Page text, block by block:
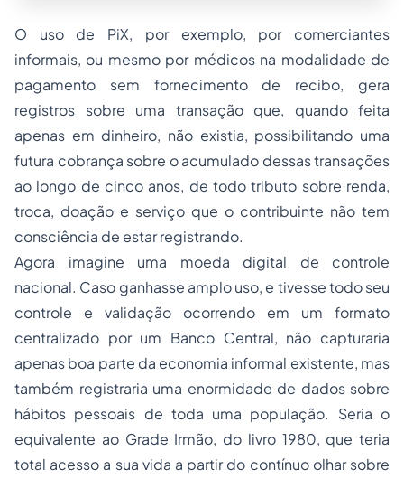
O uso de PiX, por exemplo, por comerciantes
informais, ou mesmo por médicos na modalidade de
pagamento sem fornecimento de recibo, gera
registros sobre uma transação que, quando feita
apenas em dinheiro, não existia, possibilitando uma
futura cobrança sobre o acumulado dessas transações
ao longo de cinco anos, de todo tributo sobre renda,
troca, doação e serviço que o contribuinte não tem
consciência de estar registrando.
Agora imagine uma moeda digital de controle
nacional. Caso ganhasse amplo uso, e tivesse todo seu
controle e validação ocorrendo em um formato
centralizado por um Banco Central, não capturaria
apenas boa parte da economia informal existente, mas
também registraria uma enormidade de dados sobre
hábitos pessoais de toda uma população. Seria o
equivalente ao Grade Irmão, do livro 1980, que teria
total acesso a sua vida a partir do contínuo olhar sobre